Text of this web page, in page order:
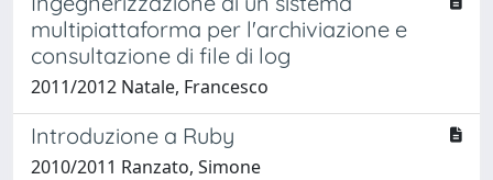
multipiattaforma per l'archiviazione e
consultazione di file di log
2011/2012 Natale, Francesco
Introduzione a Ruby
2010/2011 Ranzato, Simone